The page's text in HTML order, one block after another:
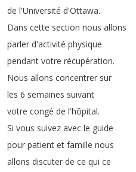
de l'Université d'Ottawa.
Dans cette section nous allons
parler d'activité physique
pendant votre récupération.
Nous allons concentrer sur
les 6 semaines suivant
votre congé de l'hôpital.
Si vous suivez avec le guide
pour patient et famille nous
allons discuter de ce qui ce